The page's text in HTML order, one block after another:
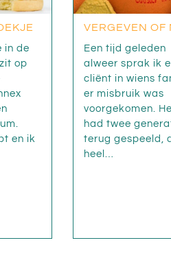
in de
op
en ik
VERGEVEN OF
Een tijd geleden
alweer sprak ik
cliënt in wiens
er misbruik was
voorgekomen.
had twee
terug gespeeld,
heel…